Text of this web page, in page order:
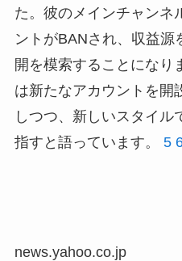
た。彼のメインチャンネ
ントがBANされ、収益源
開を模索することになり
は新たなアカウントを開
しつつ、新しいスタイル
指すと語っています。 5
news.yahoo.co.jp